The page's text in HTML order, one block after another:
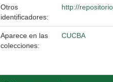
Otros
identificadores:
http://
Aparece en las
colecciones:
CUCBA